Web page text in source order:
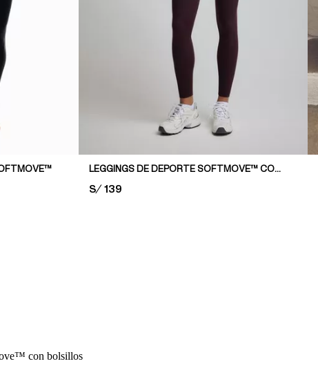
LEGGINGS DE DEPORTE SOFTMOVE™ CON BOLSILLOS
PRICE:
S/ 139
con bolsillos